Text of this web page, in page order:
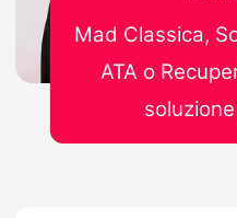
Mad Classica,
ATA o